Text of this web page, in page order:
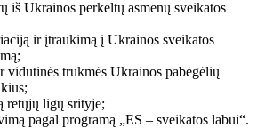
iš Ukrainos perkeltų asmenų sveikatos
ir įtraukimą į Ukrainos sveikatos
vidutinės trukmės Ukrainos pabėgėlių
retųjų ligų srityje;
pagal programą „ES – sveikatos labui“.